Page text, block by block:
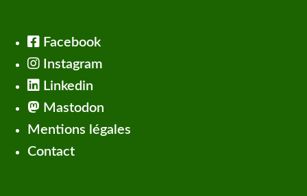
Facebook
Instagram
Linkedin
Mastodon
Mentions légales
Contact